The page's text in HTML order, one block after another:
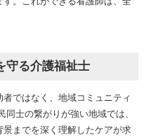
守る介護福祉士
ではなく、地域コミュニティ
士の繋がりが強い地域では、
までを深く理解したケアが求